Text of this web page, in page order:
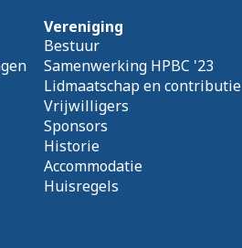
Vereniging
Bestuur
Samenwerking HPBC '23
Lidmaatschap en contributie
Vrijwilligers
Sponsors
Historie
Accommodatie
Huisregels